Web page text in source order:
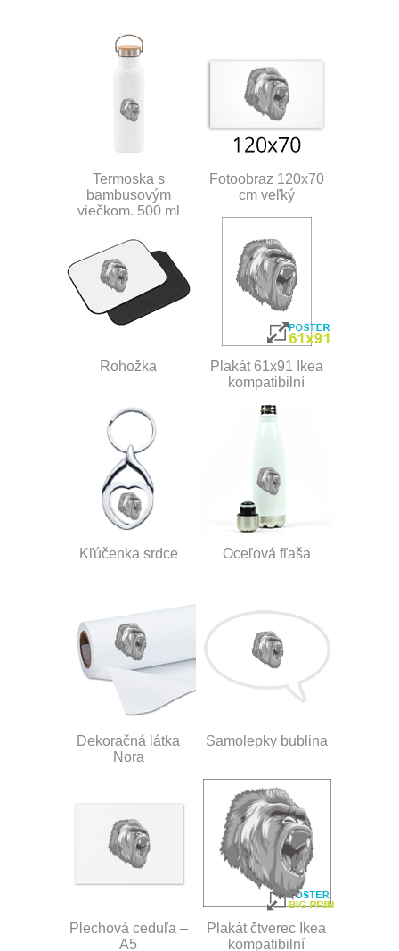
Termoska s
bambusovým
viečkom, 500 ml
Fotoobraz 120x70
cm veľký
Rohožka
Plakát 61x91 Ikea
kompatibilní
Kľúčenka srdce Oceľová fľaša
Dekoračná látka
Nora
Samolepky bublina
Plechová ceduľa –
A5
Plakát čtverec Ikea
kompatibilní